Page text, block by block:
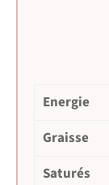
Energie
Graisse
Saturés